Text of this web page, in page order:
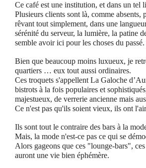
Ce café est une institution, et dans un tel
Plusieurs clients sont là, comme
rêvant tout simplement, dans une
sérénité du serveur, la lumière, la patine
semble avoir ici pour les choses du passé.
Bien que beaucoup moins luxueux, je
quartiers … eux tout aussi ordinaires.
Ces troquets s'appellent La Galoche
bistrots à la fois populaires et
majestueux, de verrerie ancienne mais
Ce n'est pas qu'ils soient vieux, ils ont
Ils sont tout le contraire des bars à la
Mais, la mode n'est-ce pas ce qui se
Alors gageons que ces "lounge-bars",
auront une vie bien éphémère.